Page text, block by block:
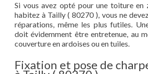
Si vous avez opté pour une toiture en
habitez à Tailly ( 80270 ), vous ne
réparations, même les plus futiles.
doit évidemment être entretenue, au
couverture en ardoises ou en tuiles.
Fixation et pose de